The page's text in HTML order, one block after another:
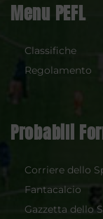
Menu PEFL
Classifiche
Regolamento
Probabili
Corriere dello
Fantacalcio
Gazzetta dello